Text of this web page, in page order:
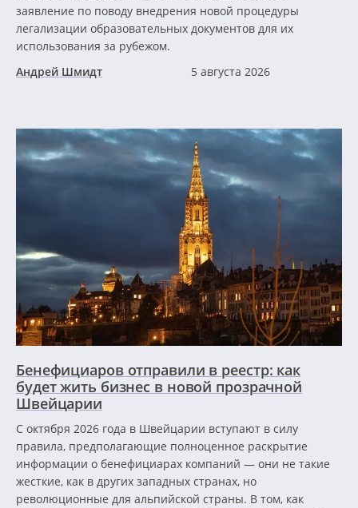
заявление по поводу внедрения новой процедуры
легализации образовательных документов для их
использования за рубежом.
Андрей Шмидт
5 августа 2026
Бенефициаров отправили в реестр: как
будет жить бизнес в новой прозрачной
Швейцарии
С октября 2026 года в Швейцарии вступают в силу
правила, предполагающие полноценное раскрытие
информации о бенефициарах компаний — они не такие
жесткие, как в других западных странах, но
революционные для альпийской страны. В том, как